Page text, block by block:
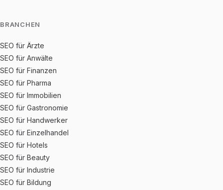
BRANCHEN
SEO für Ärzte
SEO für Anwälte
SEO für Finanzen
SEO für Pharma
SEO für Immobilien
SEO für Gastronomie
SEO für Handwerker
SEO für Einzelhandel
SEO für Hotels
SEO für Beauty
SEO für Industrie
SEO für Bildung